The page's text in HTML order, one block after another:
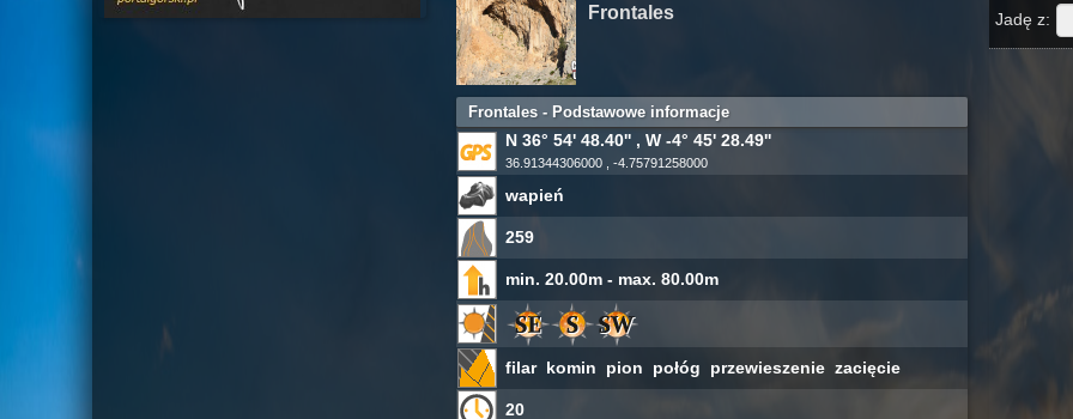
Frontales
Frontales - Podstawowe informacje
N 36° 54' 48.40'' , W -4° 45' 28.49''
36.91344306000 , -4.75791258000
wapień
259
min. 20.00m - max. 80.00m
filar komin pion połóg przewieszenie zacięcie
20
Jadę z: